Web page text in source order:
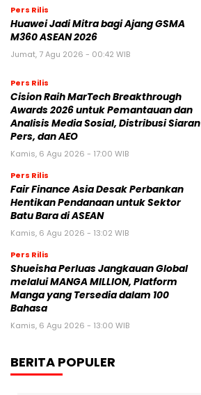
Pers Rilis
Huawei Jadi Mitra bagi Ajang GSMA
M360 ASEAN 2026
Jumat, 7 Agu 2026 - 00:42 WIB
Pers Rilis
Cision Raih MarTech Breakthrough
Awards 2026 untuk Pemantauan dan
Analisis Media Sosial, Distribusi Siaran
Pers, dan AEO
Kamis, 6 Agu 2026 - 17:00 WIB
Pers Rilis
Fair Finance Asia Desak Perbankan
Hentikan Pendanaan untuk Sektor
Batu Bara di ASEAN
Kamis, 6 Agu 2026 - 13:02 WIB
Pers Rilis
Shueisha Perluas Jangkauan Global
melalui MANGA MILLION, Platform
Manga yang Tersedia dalam 100
Bahasa
Kamis, 6 Agu 2026 - 13:00 WIB
BERITA POPULER